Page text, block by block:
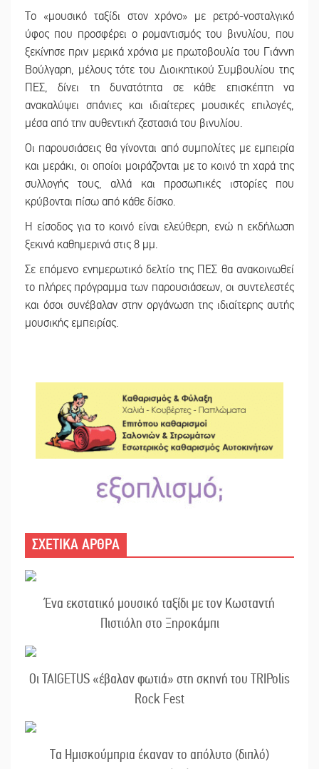
Το «μουσικό ταξίδι στον χρόνο» με ρετρό-νοσταλγικό
ύφος που προσφέρει ο ρομαντισμός του βινυλίου, που
ξεκίνησε πριν μερικά χρόνια με πρωτοβουλία του Γιάννη
Βούλγαρη, μέλους τότε του Διοικητικού Συμβουλίου της
ΠΕΣ, δίνει τη δυνατότητα σε κάθε επισκέπτη να
ανακαλύψει σπάνιες και ιδιαίτερες μουσικές επιλογές,
μέσα από την αυθεντική ζεστασιά του βινυλίου.
Οι παρουσιάσεις θα γίνονται από συμπολίτες με εμπειρία
και μεράκι, οι οποίοι μοιράζονται με το κοινό τη χαρά της
συλλογής τους, αλλά και προσωπικές ιστορίες που
κρύβονται πίσω από κάθε δίσκο.
Η είσοδος για το κοινό είναι ελεύθερη, ενώ η εκδήλωση
ξεκινά καθημερινά στις 8 μμ.
Σε επόμενο ενημερωτικό δελτίο της ΠΕΣ θα ανακοινωθεί
το πλήρες πρόγραμμα των παρουσιάσεων, οι συντελεστές
και όσοι συνέβαλαν στην οργάνωση της ιδιαίτερης αυτής
μουσικής εμπειρίας.
ΣΧΕΤΙΚΑ ΑΡΘΡΑ
Ένα εκστατικό μουσικό ταξίδι με τον Κωσταντή
Πιστιόλη στο Ξηροκάμπι
Οι TAIGETUS «έβαλαν φωτιά» στη σκηνή του TRIPolis
Rock Fest
Τα Ημισκούμπρια έκαναν το απόλυτο (διπλό)